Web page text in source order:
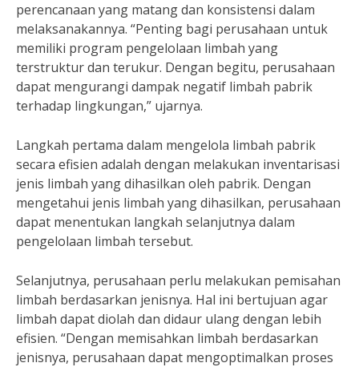
perencanaan yang matang dan konsistensi dalam
melaksanakannya. “Penting bagi perusahaan untuk
memiliki program pengelolaan limbah yang
terstruktur dan terukur. Dengan begitu, perusahaan
dapat mengurangi dampak negatif limbah pabrik
terhadap lingkungan,” ujarnya.
Langkah pertama dalam mengelola limbah pabrik
secara efisien adalah dengan melakukan inventarisasi
jenis limbah yang dihasilkan oleh pabrik. Dengan
mengetahui jenis limbah yang dihasilkan, perusahaan
dapat menentukan langkah selanjutnya dalam
pengelolaan limbah tersebut.
Selanjutnya, perusahaan perlu melakukan pemisahan
limbah berdasarkan jenisnya. Hal ini bertujuan agar
limbah dapat diolah dan didaur ulang dengan lebih
efisien. “Dengan memisahkan limbah berdasarkan
jenisnya, perusahaan dapat mengoptimalkan proses